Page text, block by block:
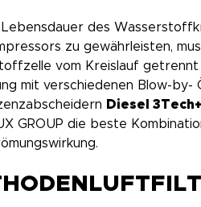
Lebensdauer des
zu gewährleisten,
vom Kreislauf
mit verschiedenen Blow-by-
Diesel 3Tech+
GROUP die beste